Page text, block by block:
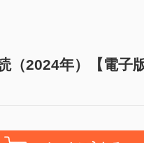
（2024年）【電子版